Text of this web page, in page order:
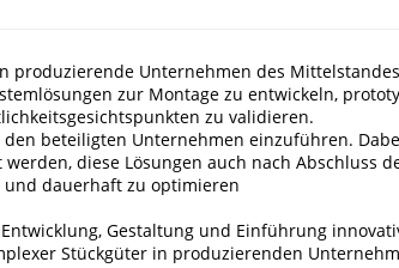
produzierende Unternehmen des
zur Montage zu entwickeln,
zu validieren.
beteiligten Unternehmen einzuführen.
diese Lösungen auch nach Abschluss
und dauerhaft zu optimieren
Gestaltung und Einführung
Stückgüter in produzierenden